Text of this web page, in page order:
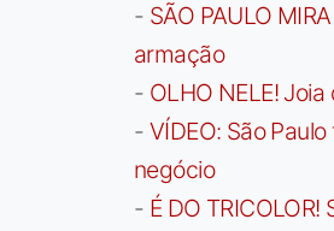
- SÃO PAULO
armação
- OLHO NELE!
- VÍDEO: São
negócio
- É DO